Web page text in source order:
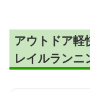
アウトドア軽
レイルランニ